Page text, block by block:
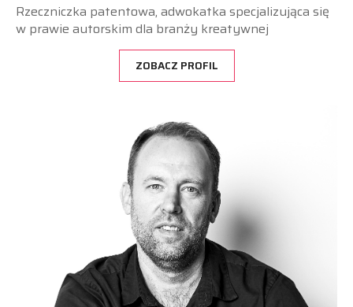
Rzeczniczka patentowa, adwokatka specjalizująca się
w prawie autorskim dla branży kreatywnej
ZOBACZ PROFIL